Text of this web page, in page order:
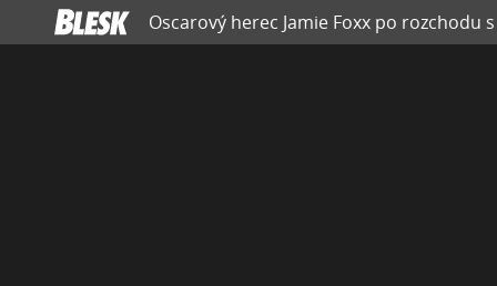
Oscarový herec Jamie Foxx po rozchodu